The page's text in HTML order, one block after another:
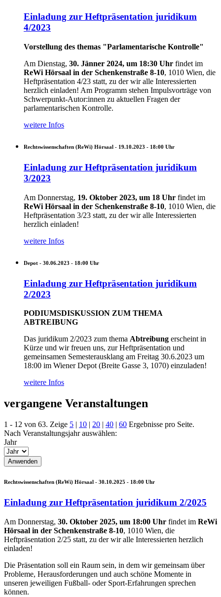
Einladung zur Heftpräsentation juridikum
4/2023
Vorstellung des themas "Parlamentarische Kontrolle"
Am Dienstag, 30. Jänner 2024, um 18:30 Uhr findet im
ReWi Hörsaal in der Schenkenstraße 8-10, 1010 Wien, die
Heftpräsentation 4/23 statt, zu der wir alle Interessierten
herzlich einladen! Am Programm stehen Impulsvorträge von
Schwerpunkt-Autor:innen zu aktuellen Fragen der
parlamentarischen Kontrolle.
weitere Infos
Rechtswissenschaften (ReWi) Hörsaal - 19.10.2023 - 18:00 Uhr
Einladung zur Heftpräsentation juridikum
3/2023
Am Donnerstag, 19. Oktober 2023, um 18 Uhr findet im
ReWi Hörsaal in der Schenkenstraße 8-10, 1010 Wien, die
Heftpräsentation 3/23 statt, zu der wir alle Interessierten
herzlich einladen!
weitere Infos
Depot - 30.06.2023 - 18:00 Uhr
Einladung zur Heftpräsentation juridikum
2/2023
PODIUMSDISKUSSION ZUM THEMA
ABTREIBUNG
Das juridikum 2/2023 zum thema Abtreibung erscheint in
Kürze und wir freuen uns, zur Heftpräsentation und
gemeinsamen Semesterausklang am Freitag 30.6.2023 um
18:00 im Wiener Depot (Breite Gasse 3, 1070) einzuladen!
weitere Infos
vergangene Veranstaltungen
1 - 12 von 63. Zeige 5 | 10 | 20 | 40 | 60 Ergebnisse pro Seite.
Nach Veranstaltungsjahr auswählen:
Jahr
Rechtswissenschaften (ReWi) Hörsaal - 30.10.2025 - 18:00 Uhr
Einladung zur Heftpräsentation juridikum 2/2025
Am Donnerstag, 30. Oktober 2025, um 18:00 Uhr findet im ReWi
Hörsaal in der Schenkenstraße 8-10, 1010 Wien, die
Heftpräsentation 2/25 statt, zu der wir alle Interessierten herzlich
einladen!
Die Präsentation soll ein Raum sein, in dem wir gemeinsam über
Probleme, Herausforderungen und auch schöne Momente in
unseren jeweiligen Fußball- oder Sport-Erfahrungen sprechen
können.